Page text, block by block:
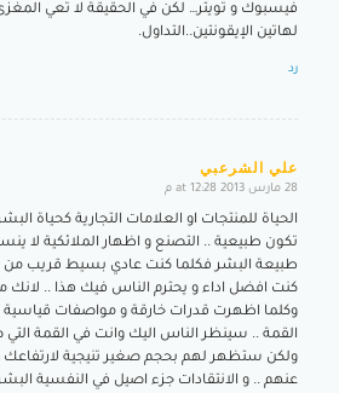
فيسبوك و تويتر… لكن في الحقيقة لا تعي
لهاتين الإيقونتين..التداول.
رد
علي الشرعبي
says:
28 مارس 2013 at 12:28 م
الحياة للمنتجات او العلامات التجارية كحياة
تكون طبيعية .. التصنع و اظهار الملائكية لا
طبيعة البشر فكلما كنت عادي بسيط قريب من
كنت افضل اداء و يحترم الناس فيك هذا .. لانك
وكلما اظهرت قدرات خارقة و مواصفات قياسية
القمة .. سينظر الناس اليك وانت في القمة
ولكن ستظهر لهم بحجم صغير تنيجية
عنهم .. و الانتقادات جزء اصيل في النفسية